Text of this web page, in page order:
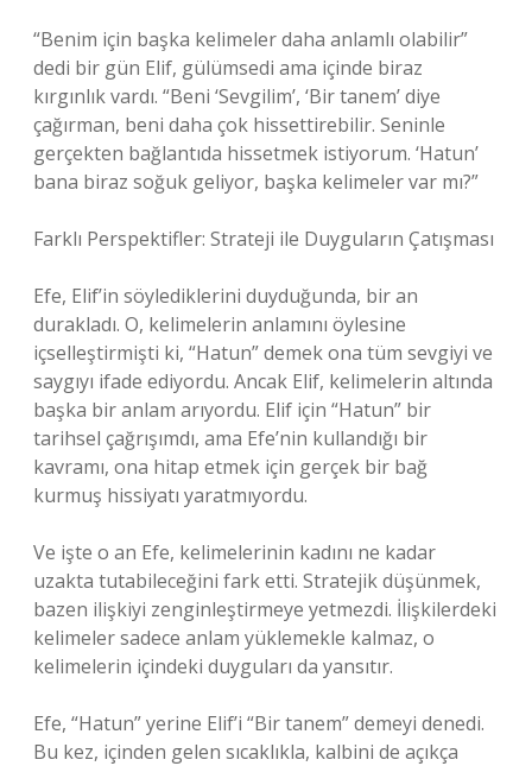
“Benim için başka kelimeler daha anlamlı olabilir”
dedi bir gün Elif, gülümsedi ama içinde biraz
kırgınlık vardı. “Beni ‘Sevgilim’, ‘Bir tanem’ diye
çağırman, beni daha çok hissettirebilir. Seninle
gerçekten bağlantıda hissetmek istiyorum. ‘Hatun’
bana biraz soğuk geliyor, başka kelimeler var mı?”
Farklı Perspektifler: Strateji ile Duyguların Çatışması
Efe, Elif’in söylediklerini duyduğunda, bir an
durakladı. O, kelimelerin anlamını öylesine
içselleştirmişti ki, “Hatun” demek ona tüm sevgiyi ve
saygıyı ifade ediyordu. Ancak Elif, kelimelerin altında
başka bir anlam arıyordu. Elif için “Hatun” bir
tarihsel çağrışımdı, ama Efe’nin kullandığı bir
kavramı, ona hitap etmek için gerçek bir bağ
kurmuş hissiyatı yaratmıyordu.
Ve işte o an Efe, kelimelerinin kadını ne kadar
uzakta tutabileceğini fark etti. Stratejik düşünmek,
bazen ilişkiyi zenginleştirmeye yetmezdi. İlişkilerdeki
kelimeler sadece anlam yüklemekle kalmaz, o
kelimelerin içindeki duyguları da yansıtır.
Efe, “Hatun” yerine Elif’i “Bir tanem” demeyi denedi.
Bu kez, içinden gelen sıcaklıkla, kalbini de açıkça